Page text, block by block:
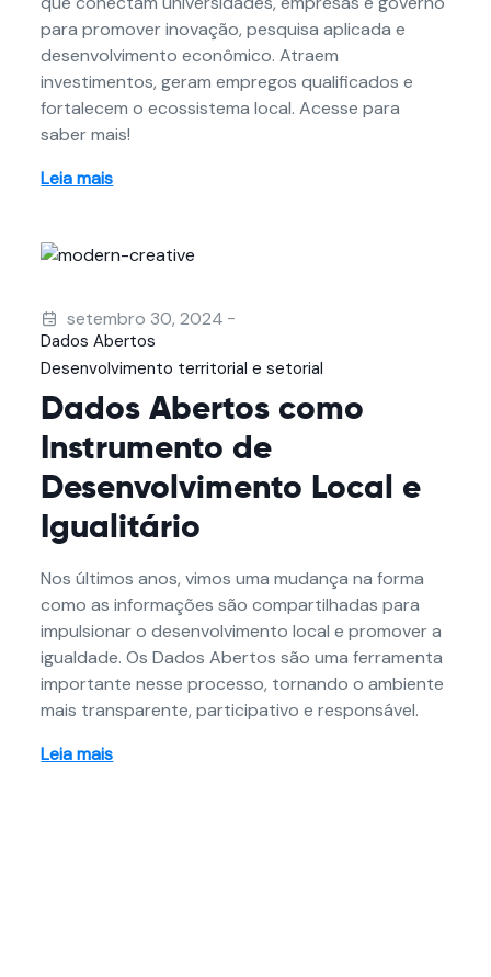
para promover inovação, pesquisa aplicada e
desenvolvimento econômico. Atraem
investimentos, geram empregos qualificados e
fortalecem o ecossistema local. Acesse para
saber mais!
Leia mais
setembro 30, 2024 -
Dados Abertos
Desenvolvimento territorial e setorial
Dados Abertos como
Instrumento de
Desenvolvimento Local e
Igualitário
Nos últimos anos, vimos uma mudança na forma
como as informações são compartilhadas para
impulsionar o desenvolvimento local e promover a
igualdade. Os Dados Abertos são uma ferramenta
importante nesse processo, tornando o ambiente
mais transparente, participativo e responsável.
Leia mais